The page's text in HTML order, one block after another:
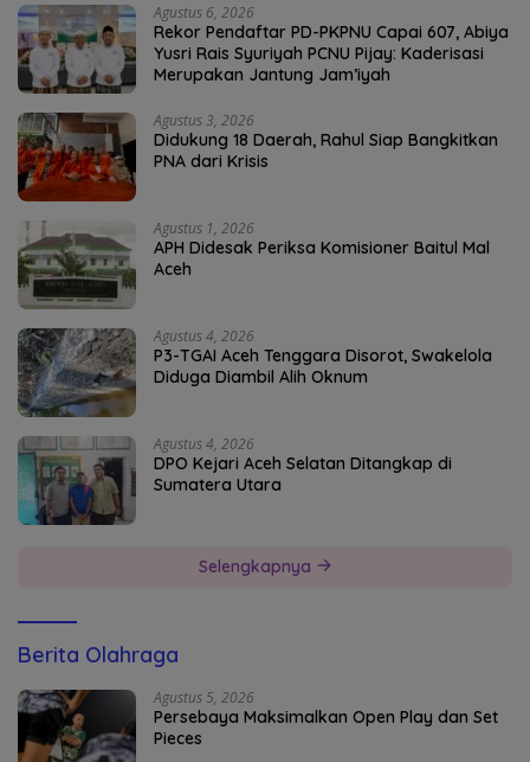
Agustus 6, 2026
Rekor Pendaftar PD-PKPNU Capai 607, Abiya
Yusri Rais Syuriyah PCNU Pijay: Kaderisasi
Merupakan Jantung Jam’iyah
Agustus 3, 2026
Didukung 18 Daerah, Rahul Siap Bangkitkan
PNA dari Krisis
Agustus 1, 2026
APH Didesak Periksa Komisioner Baitul Mal
Aceh
Agustus 4, 2026
P3-TGAI Aceh Tenggara Disorot, Swakelola
Diduga Diambil Alih Oknum
Agustus 4, 2026
DPO Kejari Aceh Selatan Ditangkap di
Sumatera Utara
Selengkapnya
Berita Olahraga
Agustus 5, 2026
Persebaya Maksimalkan Open Play dan Set
Pieces